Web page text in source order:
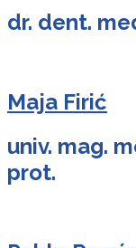
dr. dent.
Maja Firić
univ. mag.
prot.